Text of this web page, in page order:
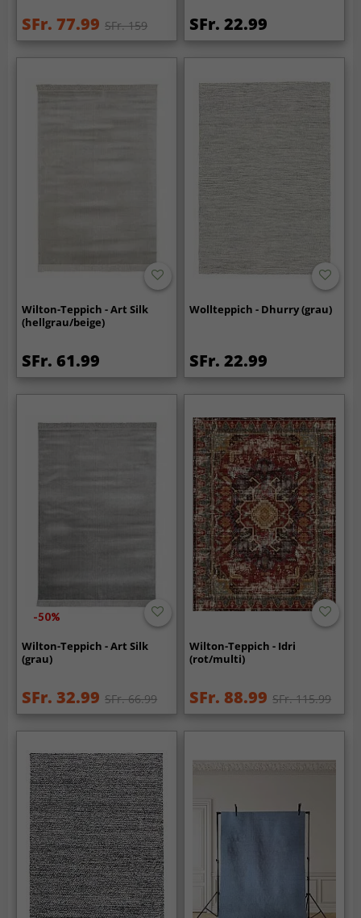
SFr. 77.99 SFr. 159 SFr. 22.99
Wilton-Teppich - Art Silk
(hellgrau/beige)
SFr. 61.99
Wollteppich - Dhurry (grau)
SFr. 22.99
-50%
Wilton-Teppich - Art Silk
(grau)
SFr. 32.99 SFr. 66.99
Wilton-Teppich - Idri
(rot/multi)
SFr. 88.99 SFr. 115.99